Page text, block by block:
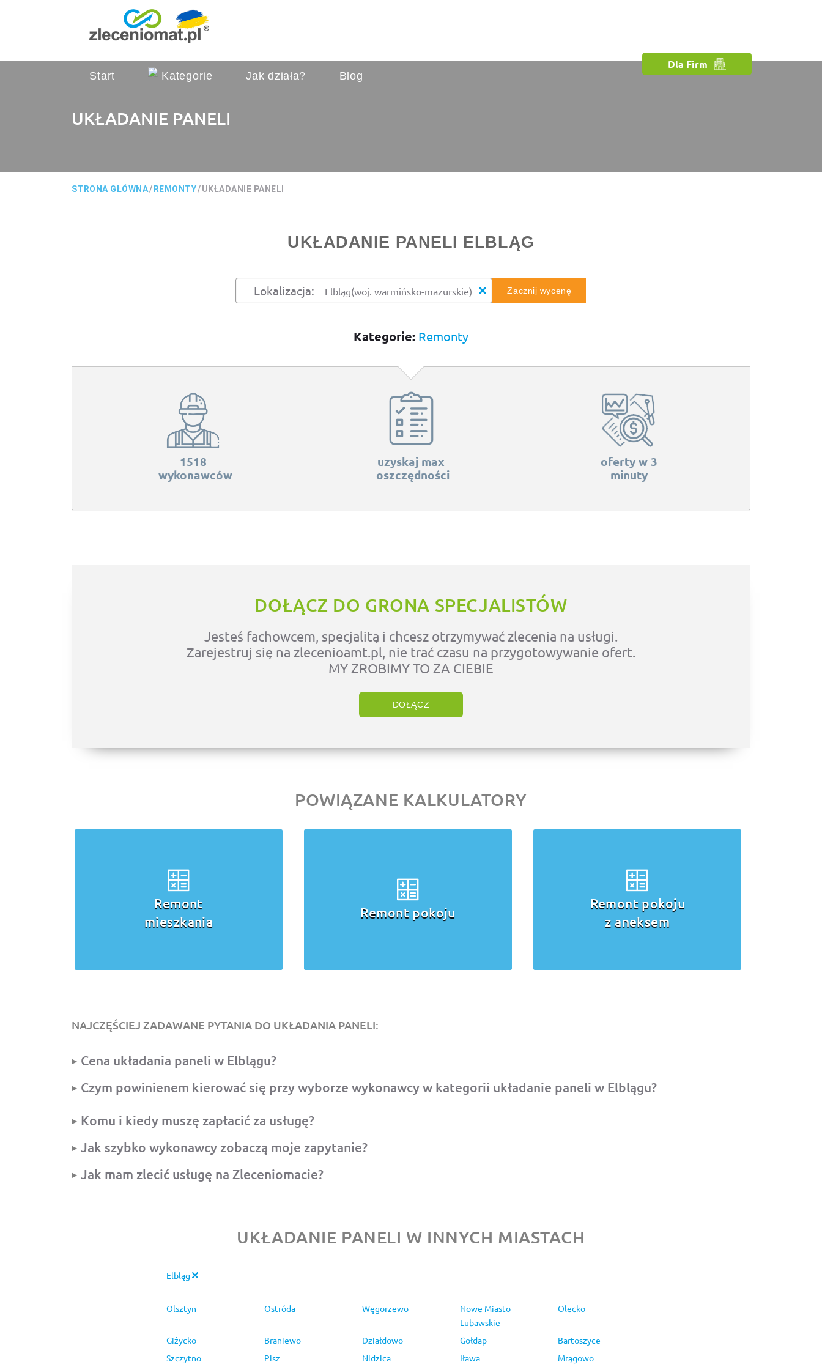
Dla Firm
Start Kategorie Jak działa? Blog
UKŁADANIE PANELI
STRONA GŁÓWNA/ REMONTY/UKŁADANIE PANELI
UKŁADANIE PANELI ELBLĄG
Lokalizacja: Zacznij wycenę
Kategorie: Remonty
1518
wykonawców
uzyskaj max
oszczędności
oferty w 3
minuty
DOŁĄCZ DO GRONA SPECJALISTÓW
Jesteś fachowcem, specjalitą i chcesz otrzymywać zlecenia na usługi.
Zarejestruj się na zlecenioamt.pl, nie trać czasu na przygotowywanie ofert.
MY ZROBIMY TO ZA CIEBIE
DOŁĄCZ
POWIĄZANE KALKULATORY
Remont
mieszkania
Remont pokoju
Remont pokoju
z aneksem
NAJCZĘŚCIEJ ZADAWANE PYTANIA DO UKŁADANIA PANELI:
Cena układania paneli w Elblągu?
Czym powinienem kierować się przy wyborze wykonawcy w kategorii układanie paneli w Elblągu?
Komu i kiedy muszę zapłacić za usługę?
Jak szybko wykonawcy zobaczą moje zapytanie?
Jak mam zlecić usługę na Zleceniomacie?
UKŁADANIE PANELI W INNYCH MIASTACH
Elbląg
Olsztyn Ostróda Węgorzewo
Nowe Miasto
Lubawskie
Olecko
Giżycko Braniewo Działdowo Gołdap
Bartoszyce
Szczytno
Pisz Nidzica Iława Mrągowo